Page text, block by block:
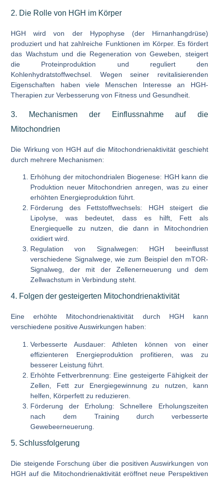
2. Die Rolle von HGH im Körper
HGH wird von der Hypophyse (der Hirnanhangdrüse)
produziert und hat zahlreiche Funktionen im Körper. Es fördert
das Wachstum und die Regeneration von Geweben, steigert
die Proteinproduktion und reguliert den
Kohlenhydratstoffwechsel. Wegen seiner revitalisierenden
Eigenschaften haben viele Menschen Interesse an HGH-
Therapien zur Verbesserung von Fitness und Gesundheit.
3. Mechanismen der Einflussnahme auf die
Mitochondrien
Die Wirkung von HGH auf die Mitochondrienaktivität geschieht
durch mehrere Mechanismen:
Erhöhung der mitochondrialen Biogenese: HGH kann die
Produktion neuer Mitochondrien anregen, was zu einer
erhöhten Energieproduktion führt.
Förderung des Fettstoffwechsels: HGH steigert die
Lipolyse, was bedeutet, dass es hilft, Fett als
Energiequelle zu nutzen, die dann in Mitochondrien
oxidiert wird.
Regulation von Signalwegen: HGH beeinflusst
verschiedene Signalwege, wie zum Beispiel den mTOR-
Signalweg, der mit der Zellenerneuerung und dem
Zellwachstum in Verbindung steht.
4. Folgen der gesteigerten Mitochondrienaktivität
Eine erhöhte Mitochondrienaktivität durch HGH kann
verschiedene positive Auswirkungen haben:
Verbesserte Ausdauer: Athleten können von einer
effizienteren Energieproduktion profitieren, was zu
besserer Leistung führt.
Erhöhte Fettverbrennung: Eine gesteigerte Fähigkeit der
Zellen, Fett zur Energiegewinnung zu nutzen, kann
helfen, Körperfett zu reduzieren.
Förderung der Erholung: Schnellere Erholungszeiten
nach dem Training durch verbesserte
Gewebeerneuerung.
5. Schlussfolgerung
Die steigende Forschung über die positiven Auswirkungen von
HGH auf die Mitochondrienaktivität eröffnet neue Perspektiven